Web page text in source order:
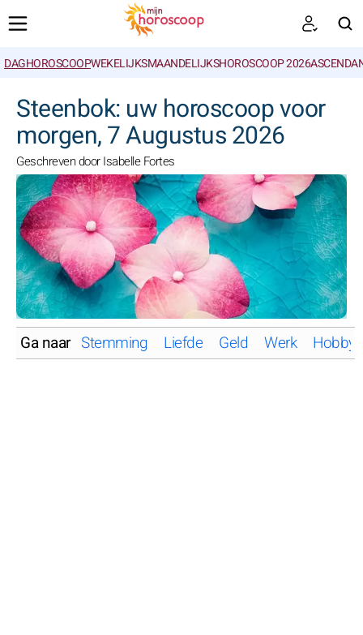
DAGHOROSCOOPWEKELIJKSMAANDELIJKSHOROSCOOP 2026
Steenbok: uw horoscoop voor
morgen, 7 Augustus 2026
Geschreven door Isabelle Fortes
Ga naar Stemming Liefde Geld Werk